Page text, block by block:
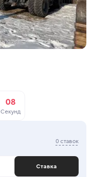
08
Секунд
0 ставок
Ставка